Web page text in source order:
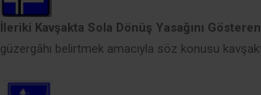
İleriki Kavşakta Sola Dönüş Yasağını
güzergâhı belirtmek amacıyla söz konusu